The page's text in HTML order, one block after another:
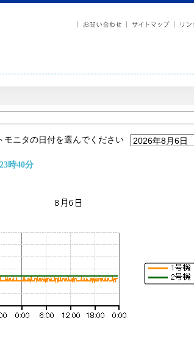
モニタの日付を選んでください
時40分